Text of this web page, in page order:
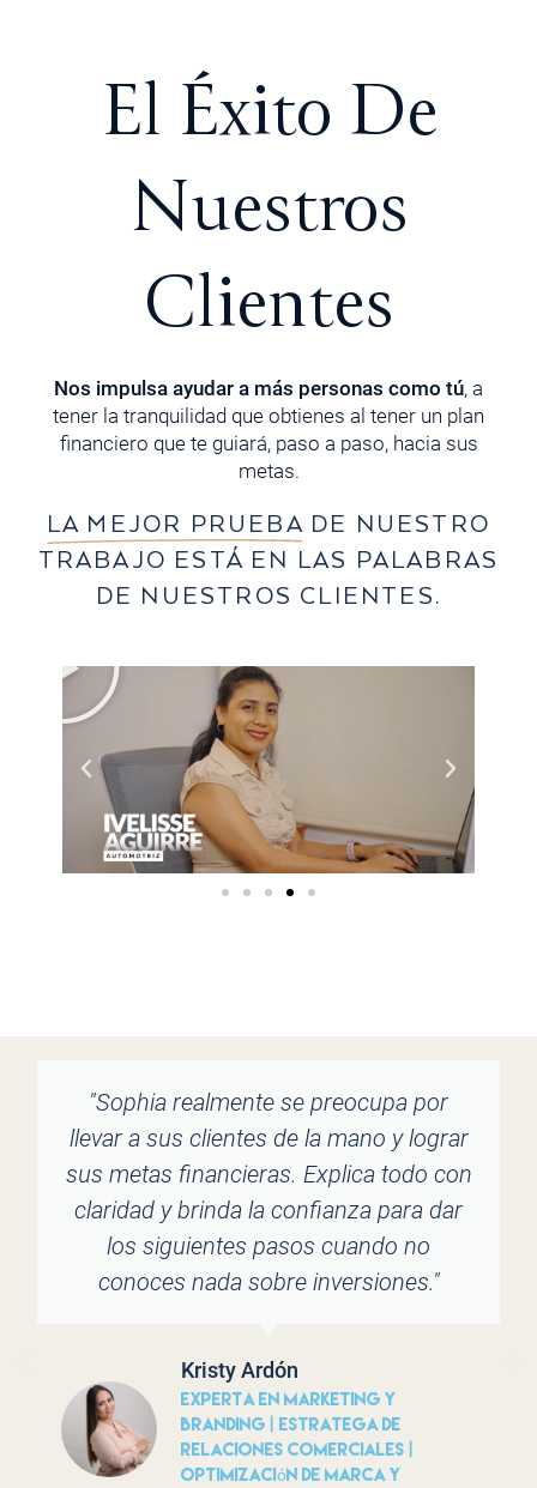
El Éxito De
Nuestros
Clientes
Nos impulsa ayudar a más personas como tú, a
tener la tranquilidad que obtienes al tener un plan
financiero que te guiará, paso a paso, hacia sus
metas.
LA MEJOR PRUEBADE NUESTRO
TRABAJO ESTÁ EN LAS PALABRAS
DE NUESTROS CLIENTES.
"Sophia realmente se preocupa por
llevar a sus clientes de la mano y lograr
sus metas financieras. Explica todo con
claridad y brinda la confianza para dar
los siguientes pasos cuando no
conoces nada sobre inversiones."
Kristy Ardón
Experta en Marketing y
Branding | Estratega de
Relaciones Comerciales |
Optimización de Marca y